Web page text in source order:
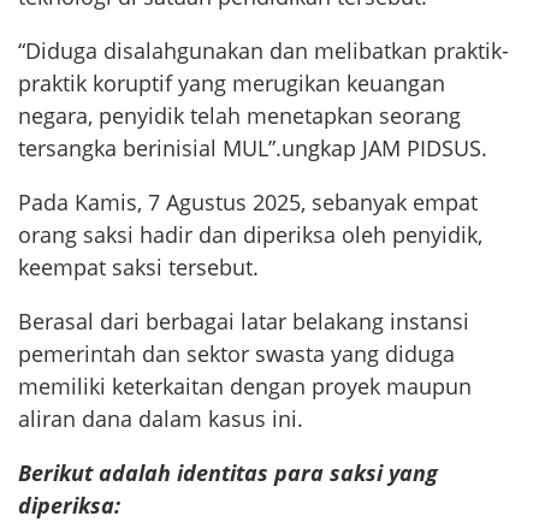
“Diduga disalahgunakan dan melibatkan praktik-
praktik koruptif yang merugikan keuangan
negara, penyidik telah menetapkan seorang
tersangka berinisial MUL”.ungkap JAM PIDSUS.
Pada Kamis, 7 Agustus 2025, sebanyak empat
orang saksi hadir dan diperiksa oleh penyidik,
keempat saksi tersebut.
Berasal dari berbagai latar belakang instansi
pemerintah dan sektor swasta yang diduga
memiliki keterkaitan dengan proyek maupun
aliran dana dalam kasus ini.
Berikut adalah identitas para saksi yang
diperiksa: